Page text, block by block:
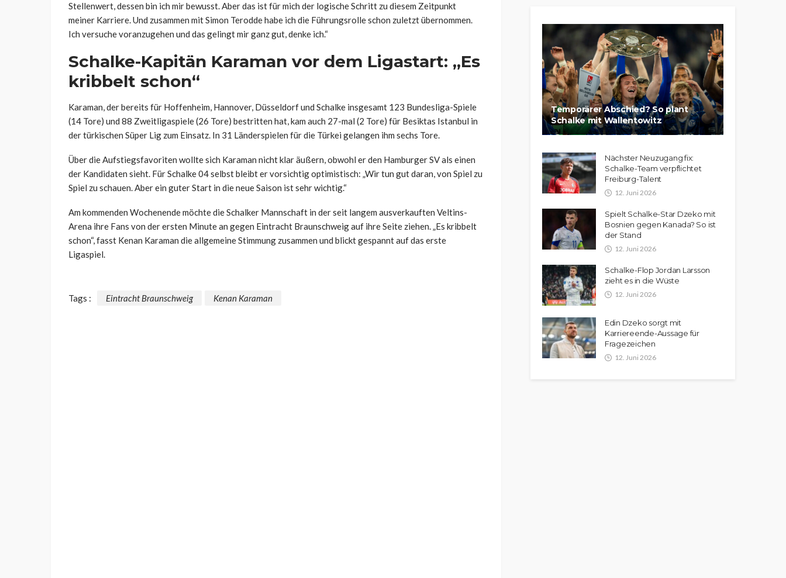
Stellenwert, dessen bin ich mir bewusst. Aber das ist für mich der logische Schritt zu diesem Zeitpunkt
meiner Karriere. Und zusammen mit Simon Terodde habe ich die Führungsrolle schon zuletzt übernommen.
Ich versuche voranzugehen und das gelingt mir ganz gut, denke ich.“
Schalke-Kapitän Karaman vor dem Ligastart: „Es
kribbelt schon“
Karaman, der bereits für Hoffenheim, Hannover, Düsseldorf und Schalke insgesamt 123 Bundesliga-Spiele
(14 Tore) und 88 Zweitligaspiele (26 Tore) bestritten hat, kam auch 27-mal (2 Tore) für Besiktas Istanbul in
der türkischen Süper Lig zum Einsatz. In 31 Länderspielen für die Türkei gelangen ihm sechs Tore.
Über die Aufstiegsfavoriten wollte sich Karaman nicht klar äußern, obwohl er den Hamburger SV als einen
der Kandidaten sieht. Für Schalke 04 selbst bleibt er vorsichtig optimistisch: „Wir tun gut daran, von Spiel zu
Spiel zu schauen. Aber ein guter Start in die neue Saison ist sehr wichtig.“
Am kommenden Wochenende möchte die Schalker Mannschaft in der seit langem ausverkauften Veltins-
Arena ihre Fans von der ersten Minute an gegen Eintracht Braunschweig auf ihre Seite ziehen. „Es kribbelt
schon“, fasst Kenan Karaman die allgemeine Stimmung zusammen und blickt gespannt auf das erste
Ligaspiel.
Tags : Eintracht Braunschweig Kenan Karaman
Temporärer Abschied? So plant
Schalke mit Wallentowitz
Nächster Neuzugang fix:
Schalke-Team verpflichtet
Freiburg-Talent
12. Juni 2026
Spielt Schalke-Star Dzeko mit
Bosnien gegen Kanada? So ist
der Stand
12. Juni 2026
Schalke-Flop Jordan Larsson
zieht es in die Wüste
12. Juni 2026
Edin Dzeko sorgt mit
Karriereende-Aussage für
Fragezeichen
12. Juni 2026